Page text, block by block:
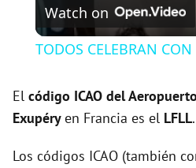
i
d
Watch on
TODOS CELEBRAN CON
El código ICAO del
Exupéryen Francia es el LFLL.
Los códigos ICAO (también